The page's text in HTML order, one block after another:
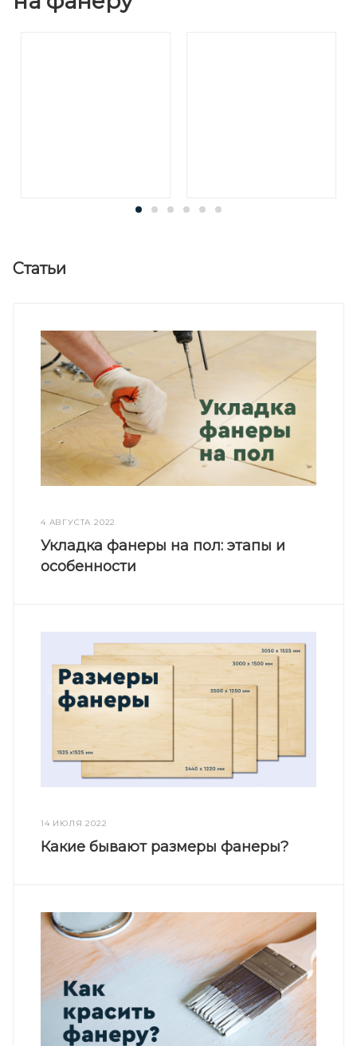
Статьи
4 АВГУСТА 2022
Укладка фанеры на пол: этапы и
особенности
14 ИЮЛЯ 2022
Какие бывают размеры фанеры?